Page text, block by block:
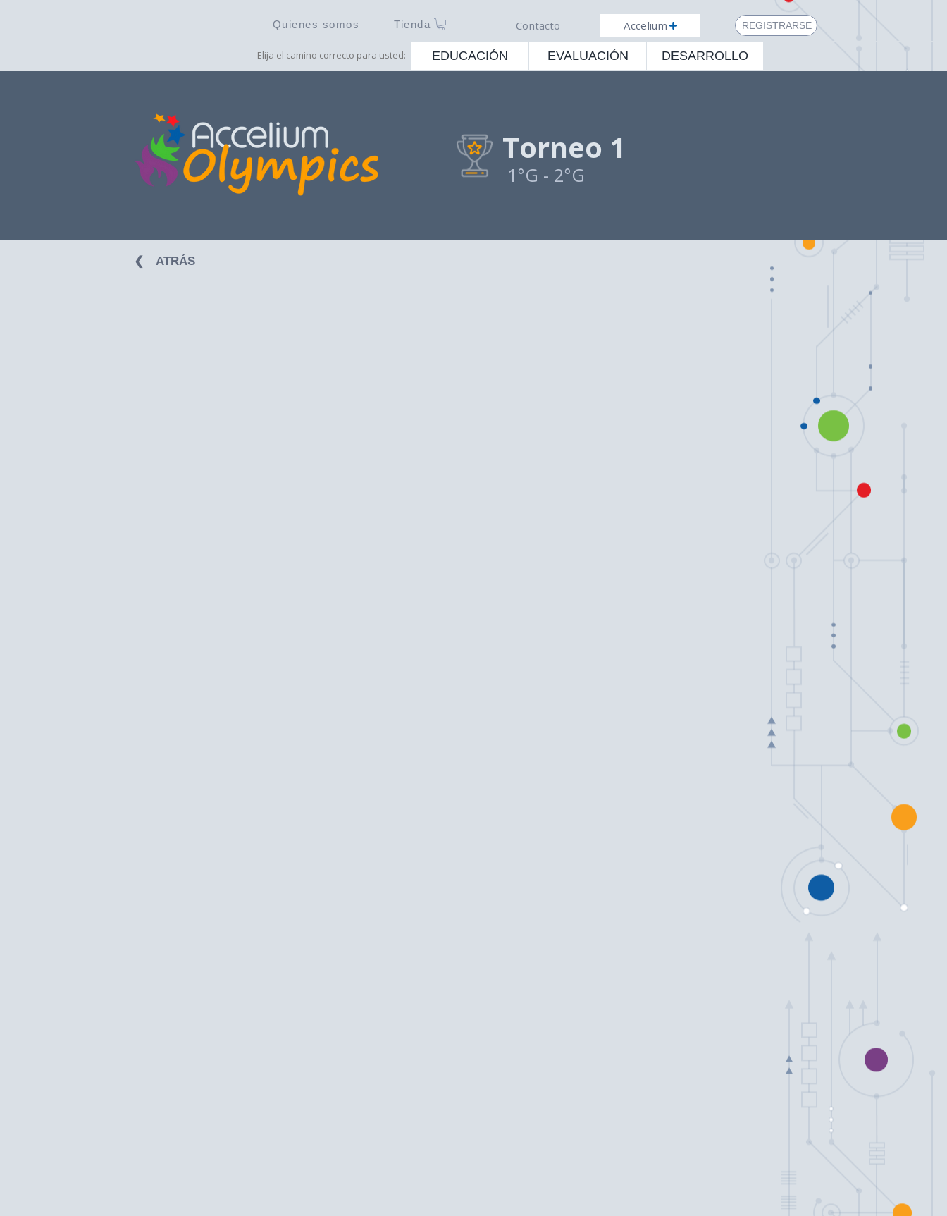
Quienes somos Tienda Contacto Accelium REGISTRARSE
Elija el camino correcto para usted: DESARROLLO
EVALUACIÓN
EDUCACIÓN
Torneo 1
1°G - 2°G
❮⠀ ATRÁS ⠀